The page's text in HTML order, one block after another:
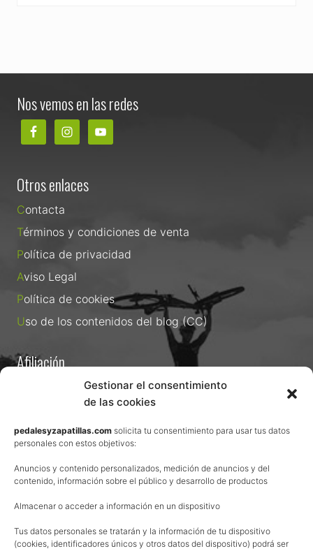
Gestionar el consentimiento
de las cookies
pedalesyzapatillas.com solicita tu consentimiento para usar tus datos
personales con estos objetivos:
Anuncios y contenido personalizados, medición de anuncios y del
contenido, información sobre el público y desarrollo de productos
Almacenar o acceder a información en un dispositivo
Tus datos personales se tratarán y la información de tu dispositivo
(cookies, identificadores únicos y otros datos del dispositivo) podrá ser
Nos vemos en las redes
Otros enlaces
Contacta
Términos y condiciones de venta
Política de privacidad
Aviso Legal
Política de cookies
Uso de los contenidos del blog (CC)
Afiliación
La web de Pedalesyzapatillas utiliza programas de afiliación.
¿Qué significa esto?
online que utilizo y, por cada compra que realizas, me llevo
una comisión sin que a ti te cueste más dinero.
Esas comisiones me permiten seguir manteniendo esta web,
pagar el alojamiento, el dominio y, lo que es más importante,
poder enseñaroslas.
por lo que podréis leer lo bueno y lo malo.